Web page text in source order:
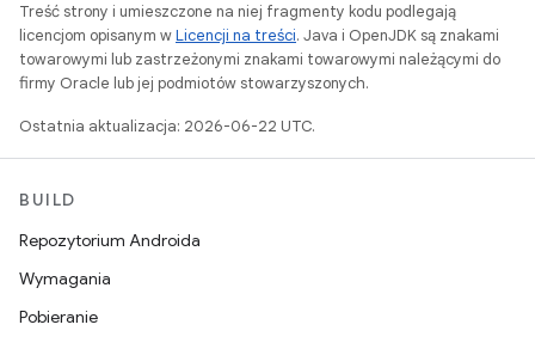
Treść strony i umieszczone na niej fragmenty kodu podlegają
licencjom opisanym wLicencji na treści. Java i OpenJDK są znakami
towarowymi lub zastrzeżonymi znakami towarowymi należącymi do
firmy Oracle lub jej podmiotów stowarzyszonych.
Ostatnia aktualizacja: 2026-06-22 UTC.
BUILD
Repozytorium Androida
Wymagania
Pobieranie